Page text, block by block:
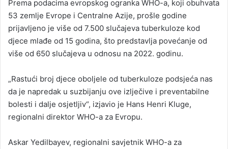
Prema podacima evropskog ogranka WHO-a, koji obuhvata
53 zemlje Evrope i Centralne Azije, prošle godine
prijavljeno je više od 7.500 slučajeva tuberkuloze kod
djece mlađe od 15 godina, što predstavlja povećanje od
više od 650 slučajeva u odnosu na 2022. godinu.
„Rastući broj djece oboljele od tuberkuloze podsjeća nas
da je napredak u suzbijanju ove izlječive i preventabilne
bolesti i dalje osjetljiv“, izjavio je Hans Henri Kluge,
regionalni direktor WHO-a za Evropu.
Askar Yedilbayev, regionalni savjetnik WHO-a za